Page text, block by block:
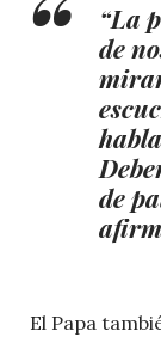
“La
de
de
El Papa